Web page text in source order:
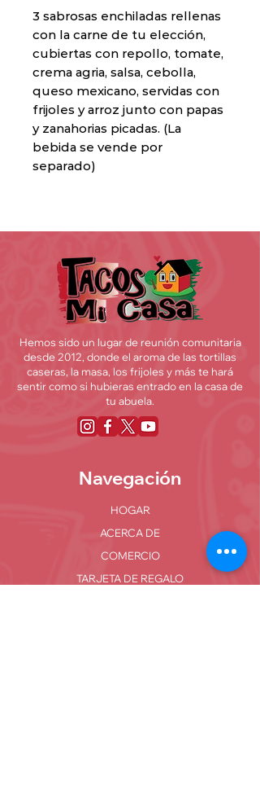
3 sabrosas enchiladas rellenas
con la carne de tu elección,
cubiertas con repollo, tomate,
crema agria, salsa, cebolla,
queso mexicano, servidas con
frijoles y arroz junto con papas
y zanahorias picadas. (La
bebida se vende por
separado)
Hemos sido un lugar de reunión comunitaria
desde 2012, donde el aroma de las tortillas
caseras, la masa, los frijoles y más te hará
sentir como si hubieras entrado en la casa de
tu abuela.
Navegación
HOGAR
ACERCA DE
COMERCIO
TARJETA DE REGALO